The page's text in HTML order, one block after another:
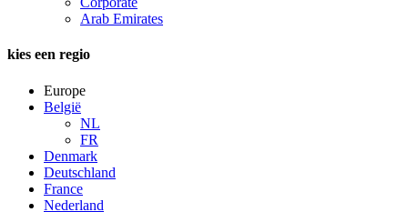
Arab Emirates
kies een regio
Europe
België
NL
FR
Denmark
Deutschland
France
Nederland